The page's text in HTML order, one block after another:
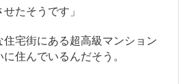
たそうです」
宅街にある超高級マンション
住んでいるんだそう。